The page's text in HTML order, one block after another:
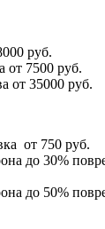
руб.
от 7500 руб.
от 35000 руб.
от 750 руб.
до 30%
до 50%